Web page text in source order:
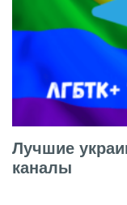
Лучшие
каналы